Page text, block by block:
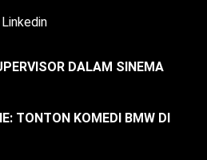
Linkedin
DALAM SINEMA
TONTON KOMEDI BMW DI